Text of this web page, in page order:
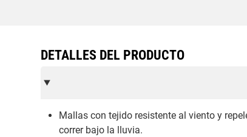
DETALLES DEL PRODUCTO
Mallas con tejido resistente al viento y
correr bajo la lluvia.